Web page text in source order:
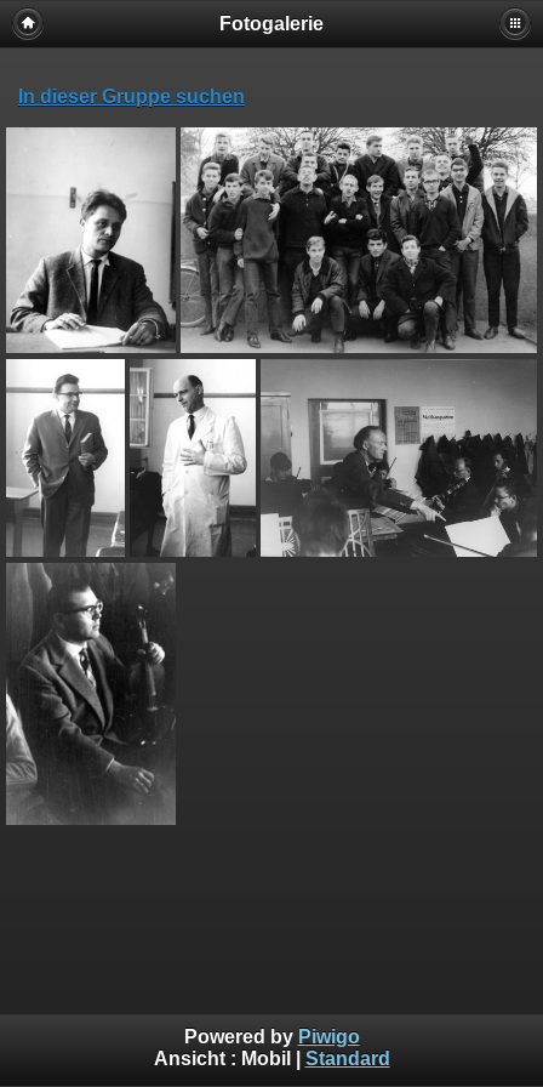
Fotogalerie
In dieser Gruppe suchen
Powered by Piwigo
Ansicht : Mobil Standard